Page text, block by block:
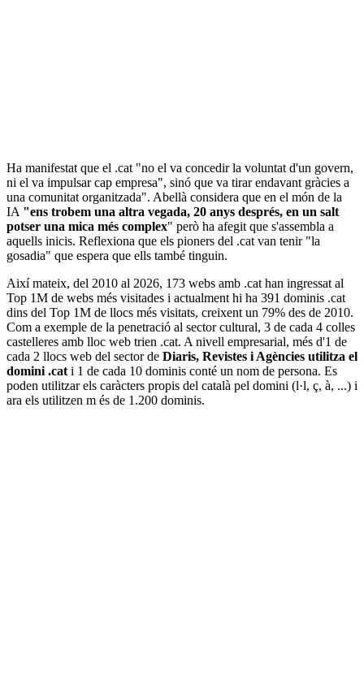
Ha manifestat que el .cat "no el va concedir la voluntat d'un govern,
ni el va impulsar cap empresa", sinó que va tirar endavant gràcies a
una comunitat organitzada". Abellà considera que en el món de la
IA "ens trobem una altra vegada, 20 anys després, en un salt
potser una mica més complex" però ha afegit que s'assembla a
aquells inicis. Reflexiona que els pioners del .cat van tenir "la
gosadia" que espera que ells també tinguin.
Així mateix, del 2010 al 2026, 173 webs amb .cat han ingressat al
Top 1M de webs més visitades i actualment hi ha 391 dominis .cat
dins del Top 1M de llocs més visitats, creixent un 79% des de 2010.
Com a exemple de la penetració al sector cultural, 3 de cada 4 colles
castelleres amb lloc web trien .cat. A nivell empresarial, més d'1 de
cada 2 llocs web del sector de Diaris, Revistes i Agències utilitza el
domini .cat i 1 de cada 10 dominis conté un nom de persona. Es
poden utilitzar els caràcters propis del català pel domini (l·l, ç, à, ...) i
ara els utilitzen m és de 1.200 dominis.